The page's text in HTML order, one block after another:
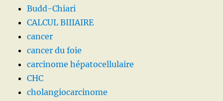
Budd-Chiari
CALCUL BIIIAIRE
cancer
cancer du foie
carcinome hépatocellulaire
CHC
cholangiocarcinome